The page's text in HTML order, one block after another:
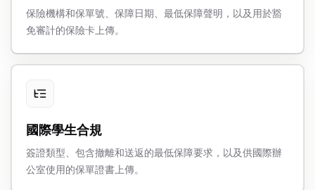
保險機構和保單號、保障日期、最低保障聲明，以及用於豁
免審計的保險卡上傳。
國際學生合規
簽證類型、包含撤離和送返的最低保障要求，以及供國際辦
公室使用的保單證書上傳。